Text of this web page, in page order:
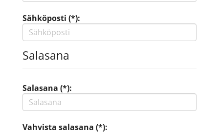
Sähköposti (*):
Salasana
Salasana (*):
Vahvista salasana (*):